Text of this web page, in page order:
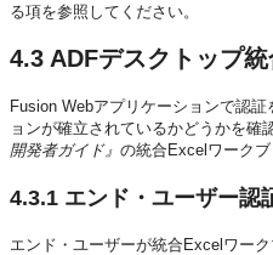
る項を参照してください。
4.3 ADFデスクトップ
Fusion Webアプリケーションで認
ョンが確立されているかどうかを確
開発者ガイド』 の統合Excelワーク
4.3.1 エンド・ユーザー認
エンド・ユーザーが統合Excelワー